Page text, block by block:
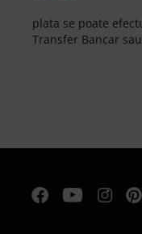
plata se poate
Transfer Bancar